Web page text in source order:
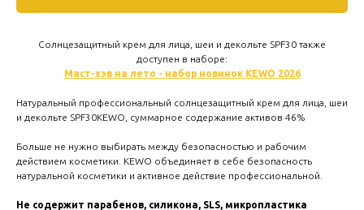
Солнцезащитный крем для лица, шеи и декольте SPF30 также
доступен в наборе:
Маст-хэв на лето - набор новинок KEWO 2026
Натуральный профессиональный солнцезащитный крем для лица, шеи
и декольте SPF30KEWO, суммарное содержание активов 46%
Больше не нужно выбирать между безопасностью и рабочим
действием косметики. KEWO объединяет в себе безопасность
натуральной косметики и активное действие профессиональной.
Не содержит парабенов, силикона, SLS, микропластика